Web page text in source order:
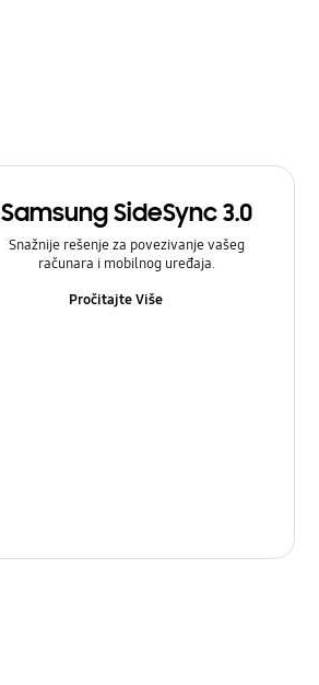
Samsung SideSync 3.0
Snažnije rešenje za povezivanje vašeg
računara i mobilnog uređaja.
Pročitajte Više